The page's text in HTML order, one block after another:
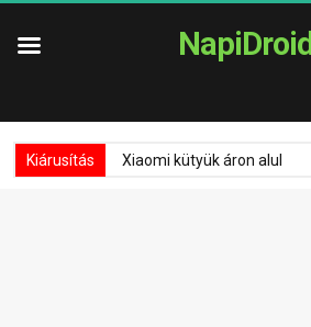
NapiDroid
Kiárusítás Xiaomi kütyük áron alul